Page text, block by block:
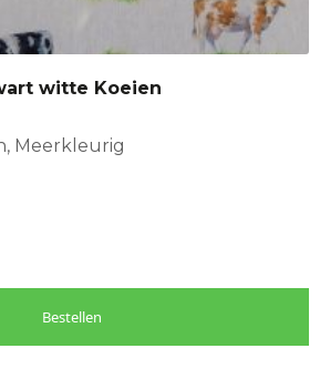
witte Koeien
Meerkleurig
Bestellen